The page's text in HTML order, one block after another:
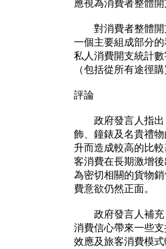
應視為消費者整體開
對消費者整體開
一個主要組成部分
私人消費開支統計
（包括從所有途徑
評論
政府發言人指出
飾、鐘錶及名貴禮
升而造成較高的比
客消費在長期激增
為密切相關的貨物
費意欲仍然正面。
政府發言人補充
消費信心帶來一些
效應及旅客消費模